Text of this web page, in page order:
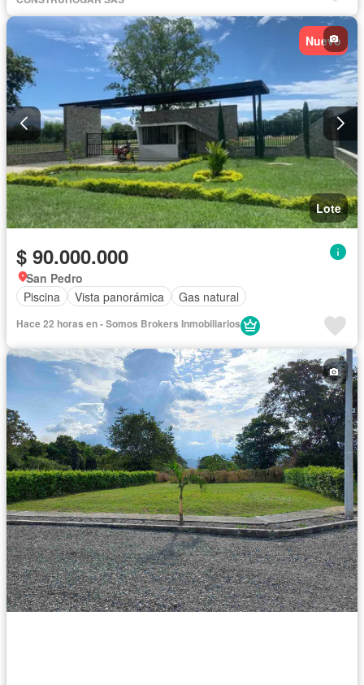
Nuevo
Lote
$ 90.000.000
San Pedro
Piscina
Vista panorámica Gas natural
Hace 22 horas en - Somos Brokers Inmobiliarios